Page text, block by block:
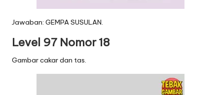
Jawaban: GEMPA SUSULAN.
Level 97 Nomor 18
Gambar cakar dan tas.